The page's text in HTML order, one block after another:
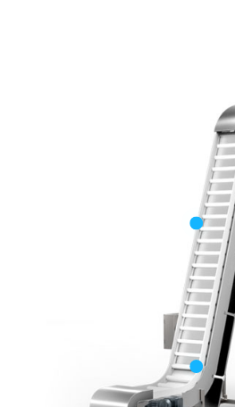
Elevador de
plástica em
“S” para espaços
reduzidos.